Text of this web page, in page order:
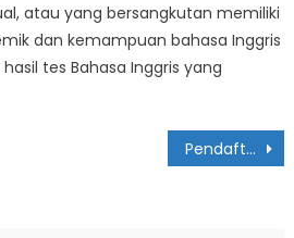
atau yang bersangkutan memiliki
dan kemampuan bahasa Inggris
tes Bahasa Inggris yang
Pendaftaran Online Penerimaan Peserta Didik Baru